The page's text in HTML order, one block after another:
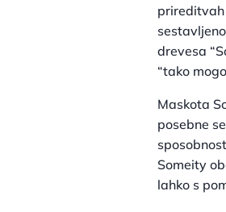
prireditvah
drevesa
“tako
Maskota
posebne
Someity
lahko s